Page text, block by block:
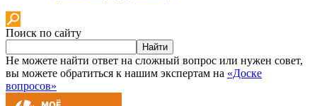
Поиск по сайту
Найти
Не можете найти ответ на сложный вопрос или нужен совет,
вы можете обратиться к нашим экспертам на «Доске
вопросов»